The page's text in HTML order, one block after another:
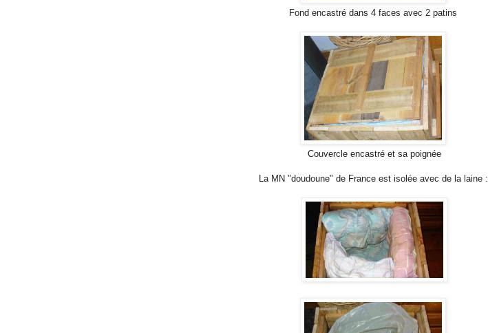
Fond encastré dans 4 faces avec 2 patins
Couvercle encastré et sa poignée
La MN "doudoune" de France est isolée avec de la laine :